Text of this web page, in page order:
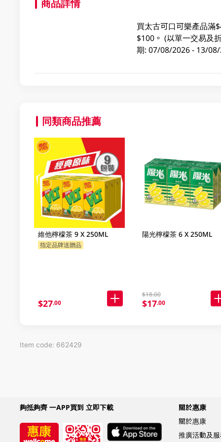
商品詳情
買太古可口可樂產品滿
$100。 (以單一交易及
期: 07/08/2026 - 13/
同類商品推薦
維他檸檬茶 9 X 250ML
指定品牌送贈品
$27.00
陽光檸檬茶 6 X 250ML
$18.00
$17.00
Item code: 662429
夠抵夠齊 一APP買到 立即下載
關於惠康
關於惠康
推廣活動及